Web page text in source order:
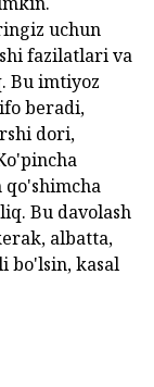
uchun
fazilatlari va
Bu imtiyoz
beradi,
dori,
qo'shimcha
Bu davolash
albatta,
bo'lsin, kasal